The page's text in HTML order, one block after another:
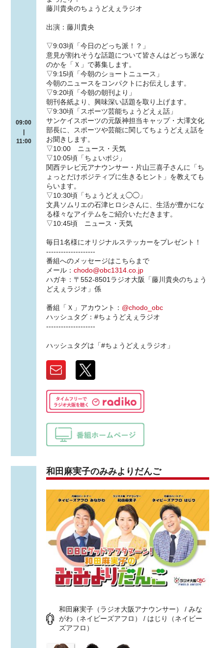
09:00
11:00
藤川貴央のちょうどえぇラジオ
出演：藤川貴央
▽9:03頃「今日のどっち派！？」
意見が割れそうな話題について皆さんはどっち派な
のかを「Ｘ」で募集します。
▽9:15頃「今朝のショートニュース」
今朝のニュースをコンパクトにお伝えします。
▽9:20頃「今朝の朝刊より」
朝刊各紙より、興味深い話題を取り上げます。
▽9:30頃「スポーツ芸能ちょうどえぇ話」
サンケイスポーツの元阪神担当キャップ・大澤文化
部長に、スポーツや芸能に関してちょうどえぇ話を
お聞きします。
▽10:00 ニュース・天気
▽10:05頃「ちょいポジ」
関西テレビ元アナウンサー・片山三喜子さんに「ち
ょっとだけポジティブに生きるヒント」を教えても
らいます。
▽10:30頃「ちょうどえぇ◯◯」
文具ソムリエの石津ヒロシさんに、生活が豊かにな
る様々なアイテムをご紹介いただきます。
▽10:45頃 ニュース・天気
毎日1名様にオリジナルステッカーをプレゼント！
--------------------
番組へのメッセージはこちらまで
メール：chodo@obc1314.co.jp
ハガキ：〒552-8501ラジオ大阪「藤川貴央のちょう
どえぇラジオ」係
番組「Ｘ」アカウント： @chodo_obc
ハッシュタグ：#ちょうどえぇラジオ
--------------------
ハッシュタグは「#ちょうどえぇラジオ」
和田麻実子のみみよりだんご
和田麻実子（ラジオ大阪アナウンサー） / みな
がわ（ネイビーズアフロ） / はじり（ネイビー
ズアフロ）